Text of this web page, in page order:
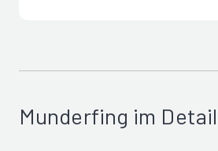
Munderfing im Detail